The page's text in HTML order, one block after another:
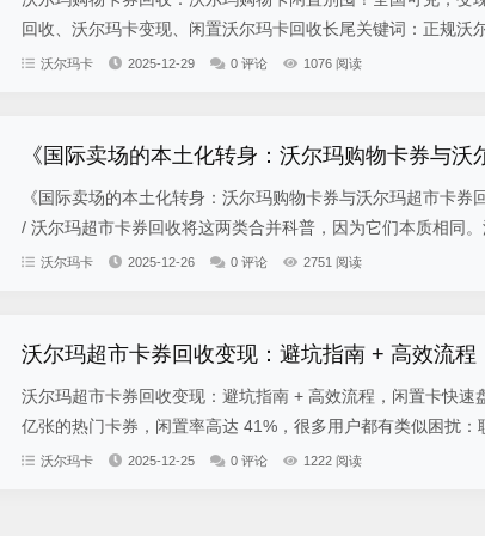
回收、沃尔玛卡变现、闲置沃尔玛卡回收长尾关键词：正规沃
沃尔玛卡 2025-12-29 0 评论 1076 阅读
《国际卖场的本土化转身：沃尔玛购物卡券与沃
《国际卖场的本土化转身：沃尔玛购物卡券与沃尔玛超市卡
/ 沃尔玛超市卡券回收将这两类合并科普，因为它们本质相同。
沃尔玛卡 2025-12-26 0 评论 2751 阅读
沃尔玛超市卡券回收变现：避坑指南 + 高效流程
沃尔玛超市卡券回收变现：避坑指南 + 高效流程，闲置卡快速
亿张的热门卡券，闲置率高达 41%，很多用户都有类似困扰：
沃尔玛卡 2025-12-25 0 评论 1222 阅读